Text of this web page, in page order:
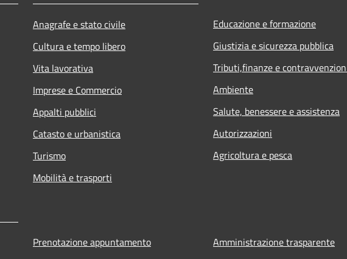
Anagrafe e stato civile
Cultura e tempo libero
Vita lavorativa
Imprese e Commercio
Appalti pubblici
Catasto e urbanistica
Turismo
Mobilità e trasporti
Educazione e formazione
Giustizia e sicurezza pubblica
Tributi,finanze e
Ambiente
Salute, benessere e assistenza
Autorizzazioni
Agricoltura e pesca
Prenotazione appuntamento
Amministrazione trasparente